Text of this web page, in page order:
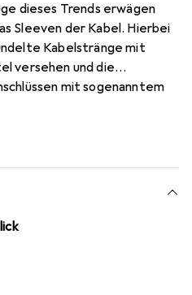
dieses Trends erwägen
Sleeven der Kabel. Hierbei
Kabelstränge mit
versehen und die
mit sogenanntem
Kabel einzeln gesleevt